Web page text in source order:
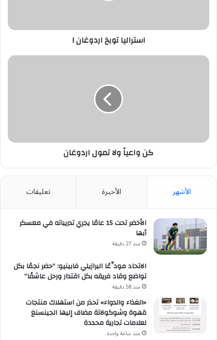
استراليا توبخ اردوغان !
كن
كن واعياً ولا تمول اردوغان
الأشهر الأخيرة تعليقات
الأخضر تحت 15 عامًا يجري تدريباته في معسكر
أبها
منذ 27 دقيقة
الاتحاد مودِّعًا البرازيلي فابينيو: “حضر نجمًا بكل
تواضع وقاد فريقه بكل اقتدار ورحل عاشقًا”
منذ 58 دقيقة
«الغذاء والدواء» تحذر من استهلاك منتجات
قهوة وشوكولاتة مضاف إليها الجينسنغ
لعلامات تجارية محددة
منذ ساعة واحدة